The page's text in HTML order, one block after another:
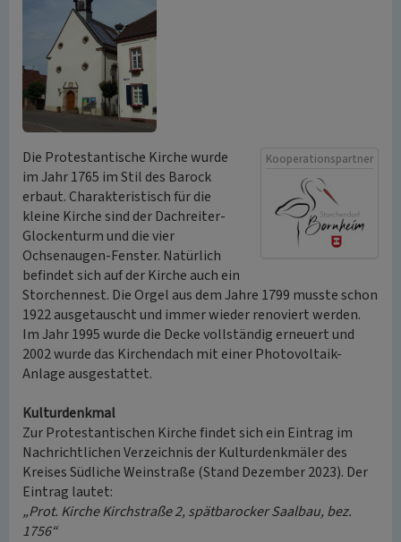
Kooperationspartner
Die Protestantische Kirche wurde
im Jahr 1765 im Stil des Barock
erbaut. Charakteristisch für die
kleine Kirche sind der Dachreiter-
Glockenturm und die vier
Ochsenaugen-Fenster. Natürlich
befindet sich auf der Kirche auch ein
Storchennest. Die Orgel aus dem Jahre 1799 musste schon
1922 ausgetauscht und immer wieder renoviert werden.
Im Jahr 1995 wurde die Decke vollständig erneuert und
2002 wurde das Kirchendach mit einer Photovoltaik-
Anlage ausgestattet.
Kulturdenkmal
Zur Protestantischen Kirche findet sich ein Eintrag im
Nachrichtlichen Verzeichnis der Kulturdenkmäler des
Kreises Südliche Weinstraße (Stand Dezember 2023). Der
Eintrag lautet:
„Prot. Kirche Kirchstraße 2, spätbarocker Saalbau, bez.
1756“